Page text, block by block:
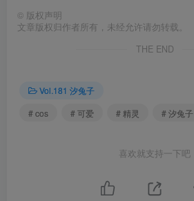
© 版权声明
文章版权归作者所有，未经允许请勿转载。
THE END
Vol.181 汐兔子
# cos
# 可爱 # 精灵 # 汐兔子
喜欢就支持一下吧